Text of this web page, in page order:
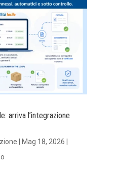
arriva l’integrazione
Mag 18, 2026